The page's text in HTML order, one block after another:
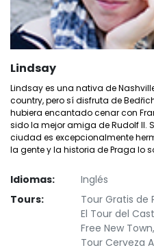
Lindsay
Lindsay es una nativa de
country, pero sí disfruta de
hubiera encantado cenar con
sido la mejor amiga de Rudolf II.
ciudad es excepcionalmente
la gente y la historia de Praga lo
Idiomas:
Inglés
Tours:
Tour Gratis de
El Tour del
Free New Town,
Tour Cerveza